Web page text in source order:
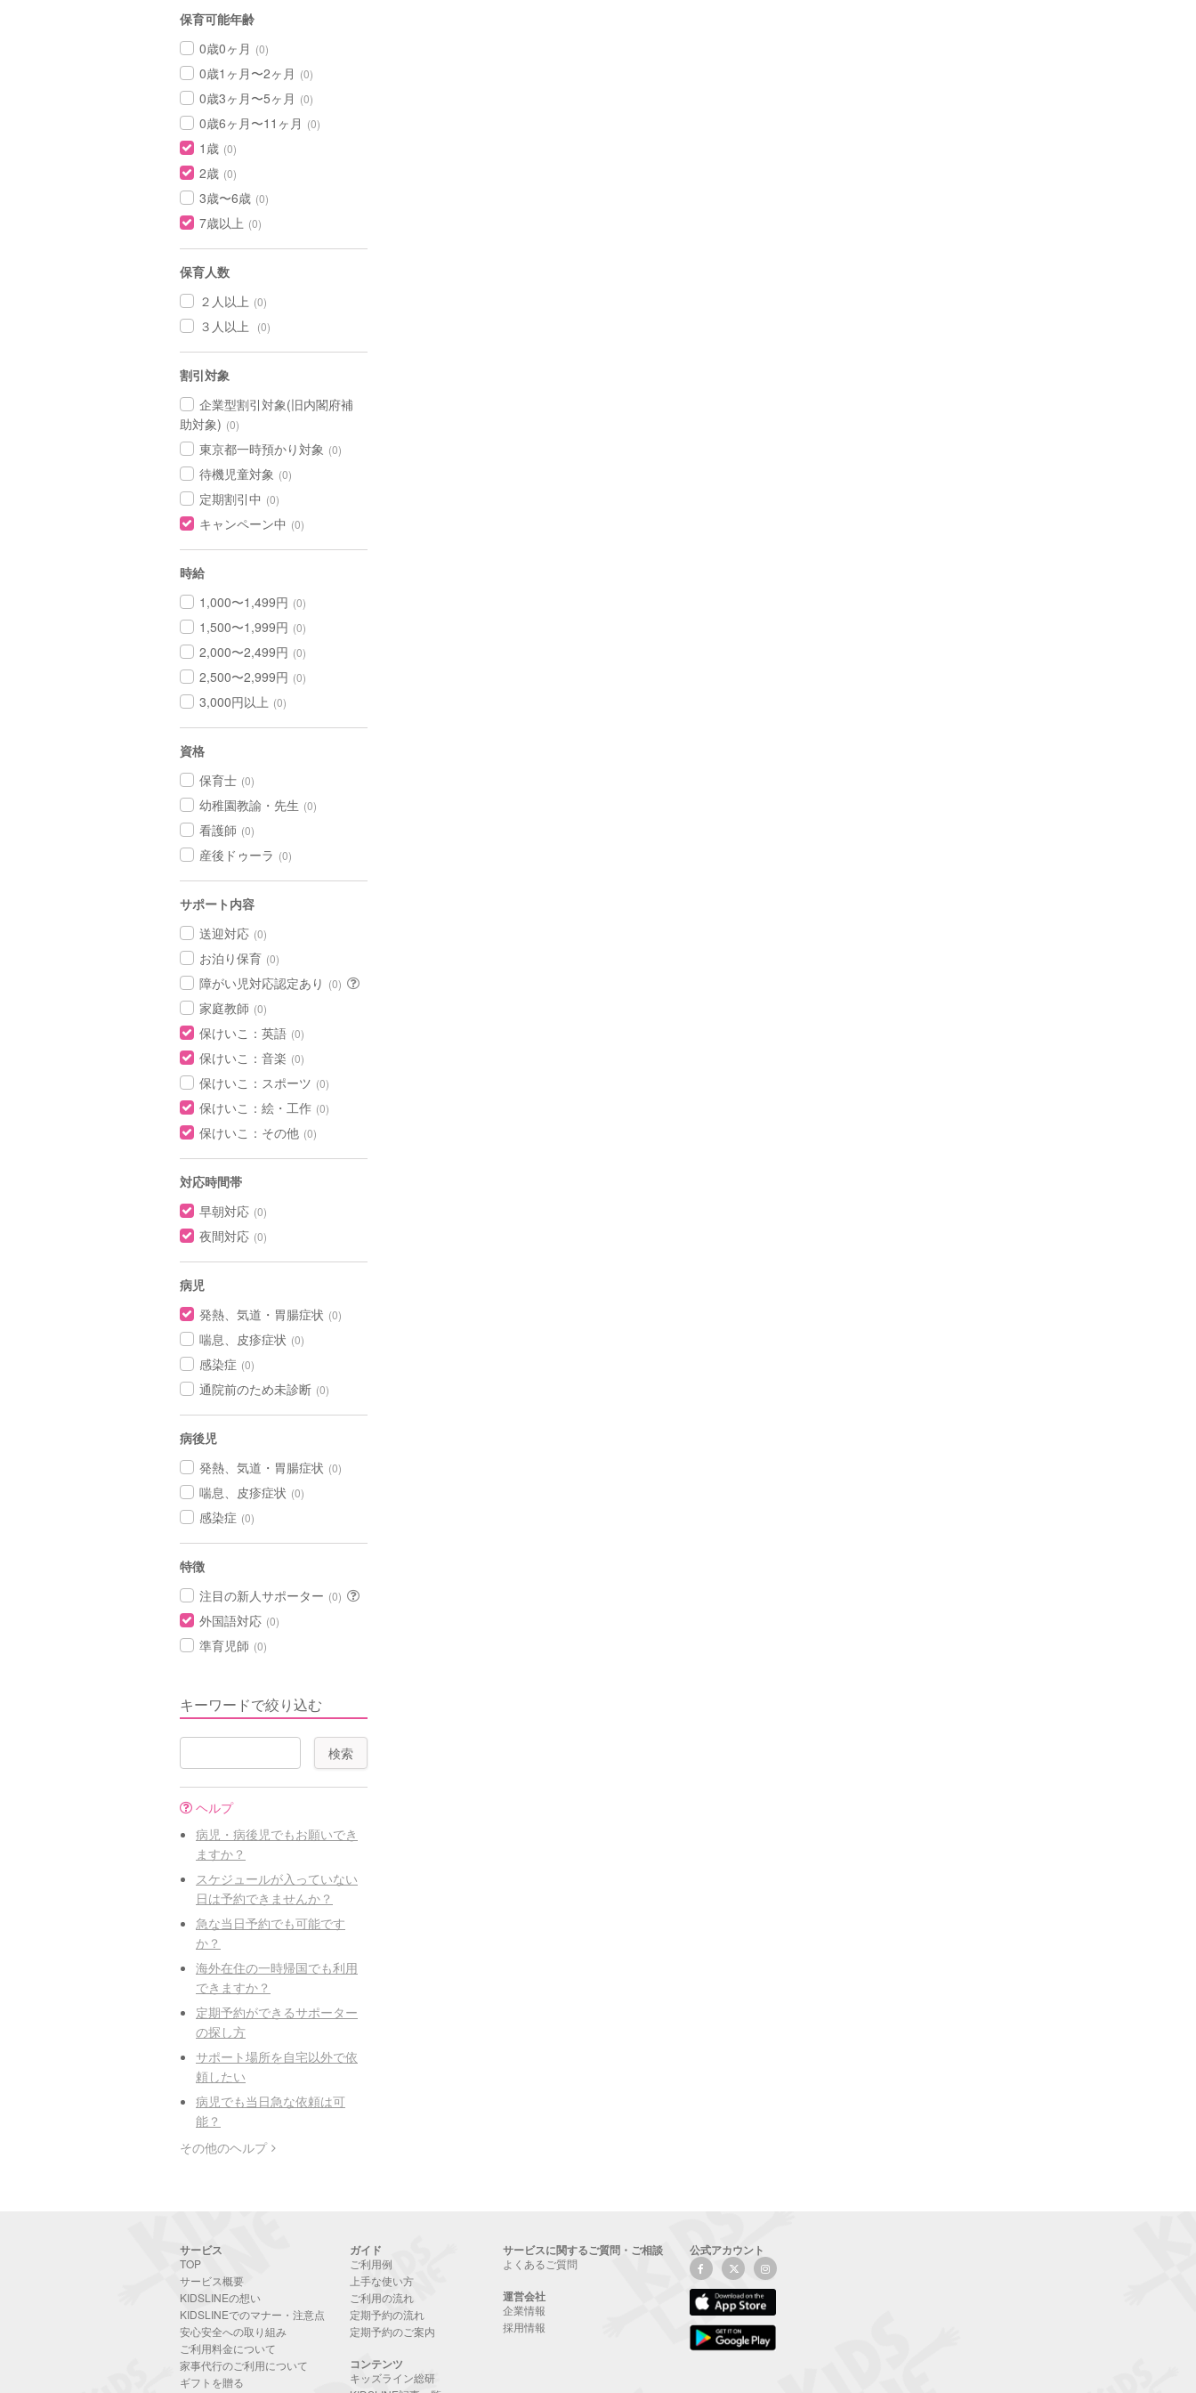
保育可能年齢
0歳0ヶ月 (0)
0歳1ヶ月〜2ヶ月 (0)
0歳3ヶ月〜5ヶ月 (0)
0歳6ヶ月〜11ヶ月 (0)
1歳 (0)
2歳 (0)
3歳〜6歳 (0)
7歳以上 (0)
保育人数
２人以上 (0)
３人以上 (0)
割引対象
企業型割引対象(旧内閣府補
助対象) (0)
東京都一時預かり対象 (0)
待機児童対象 (0)
定期割引中 (0)
キャンペーン中 (0)
時給
1,000〜1,499円 (0)
1,500〜1,999円 (0)
2,000〜2,499円 (0)
2,500〜2,999円 (0)
3,000円以上 (0)
資格
保育士 (0)
幼稚園教諭・先生 (0)
看護師 (0)
産後ドゥーラ (0)
サポート内容
送迎対応 (0)
お泊り保育 (0)
障がい児対応認定あり (0)
家庭教師 (0)
保けいこ：英語 (0)
保けいこ：音楽 (0)
保けいこ：スポーツ (0)
保けいこ：絵・工作 (0)
保けいこ：その他 (0)
対応時間帯
早朝対応 (0)
夜間対応 (0)
病児
発熱、気道・胃腸症状 (0)
喘息、皮疹症状 (0)
感染症 (0)
通院前のため未診断 (0)
病後児
発熱、気道・胃腸症状 (0)
喘息、皮疹症状 (0)
感染症 (0)
特徴
注目の新人サポーター (0)
外国語対応 (0)
準育児師 (0)
キーワードで絞り込む
ヘルプ
病児・病後児でもお願いでき
ますか？
スケジュールが入っていない
日は予約できませんか？
急な当日予約でも可能です
か？
海外在住の一時帰国でも利用
できますか？
定期予約ができるサポーター
の探し方
サポート場所を自宅以外で依
頼したい
病児でも当日急な依頼は可
能？
その他のヘルプ
サービス
TOP
サービス概要
KIDSLINEの想い
KIDSLINEでのマナー・注意点
安心安全への取り組み
ご利用料金について
家事代行のご利用について
ギフトを贈る
ガイド
ご利用例
上手な使い方
ご利用の流れ
定期予約の流れ
定期予約のご案内
コンテンツ
キッズライン総研
サービスに関するご質問・ご相談
よくあるご質問
運営会社
企業情報
採用情報
公式アカウント